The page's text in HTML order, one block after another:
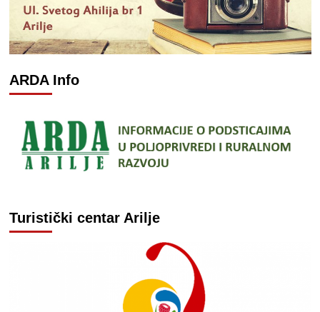
ARDA Info
Turistički centar Arilje